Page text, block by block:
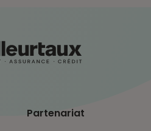
Partenariat